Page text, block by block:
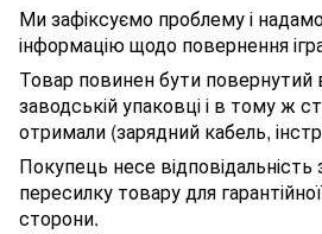
Ми зафіксуємо проблему і
інформацію щодо повернення
Товар повинен бути повернутий
заводській упаковці і в тому ж
отримали (зарядний кабель,
Покупець несе відповідальність
пересилку товару для
сторони.